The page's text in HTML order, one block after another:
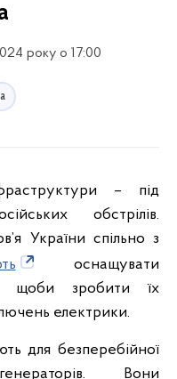
року о 17:00
– під
обстрілів.
України спільно з
оснащувати
щоби зробити їх
електрики.
для безперебійної
Вони